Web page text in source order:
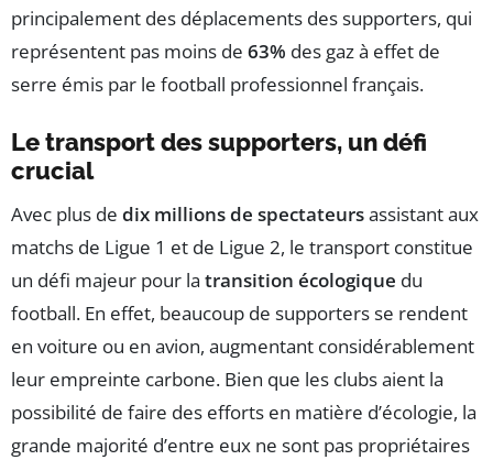
principalement des déplacements des supporters, qui
représentent pas moins de 63% des gaz à effet de
serre émis par le football professionnel français.
Le transport des supporters, un défi
crucial
Avec plus de dix millions de spectateursassistant aux
matchs de Ligue 1 et de Ligue 2, le transport constitue
un défi majeur pour la transition écologique du
football. En effet, beaucoup de supporters se rendent
en voiture ou en avion, augmentant considérablement
leur empreinte carbone. Bien que les clubs aient la
possibilité de faire des efforts en matière d’écologie, la
grande majorité d’entre eux ne sont pas propriétaires